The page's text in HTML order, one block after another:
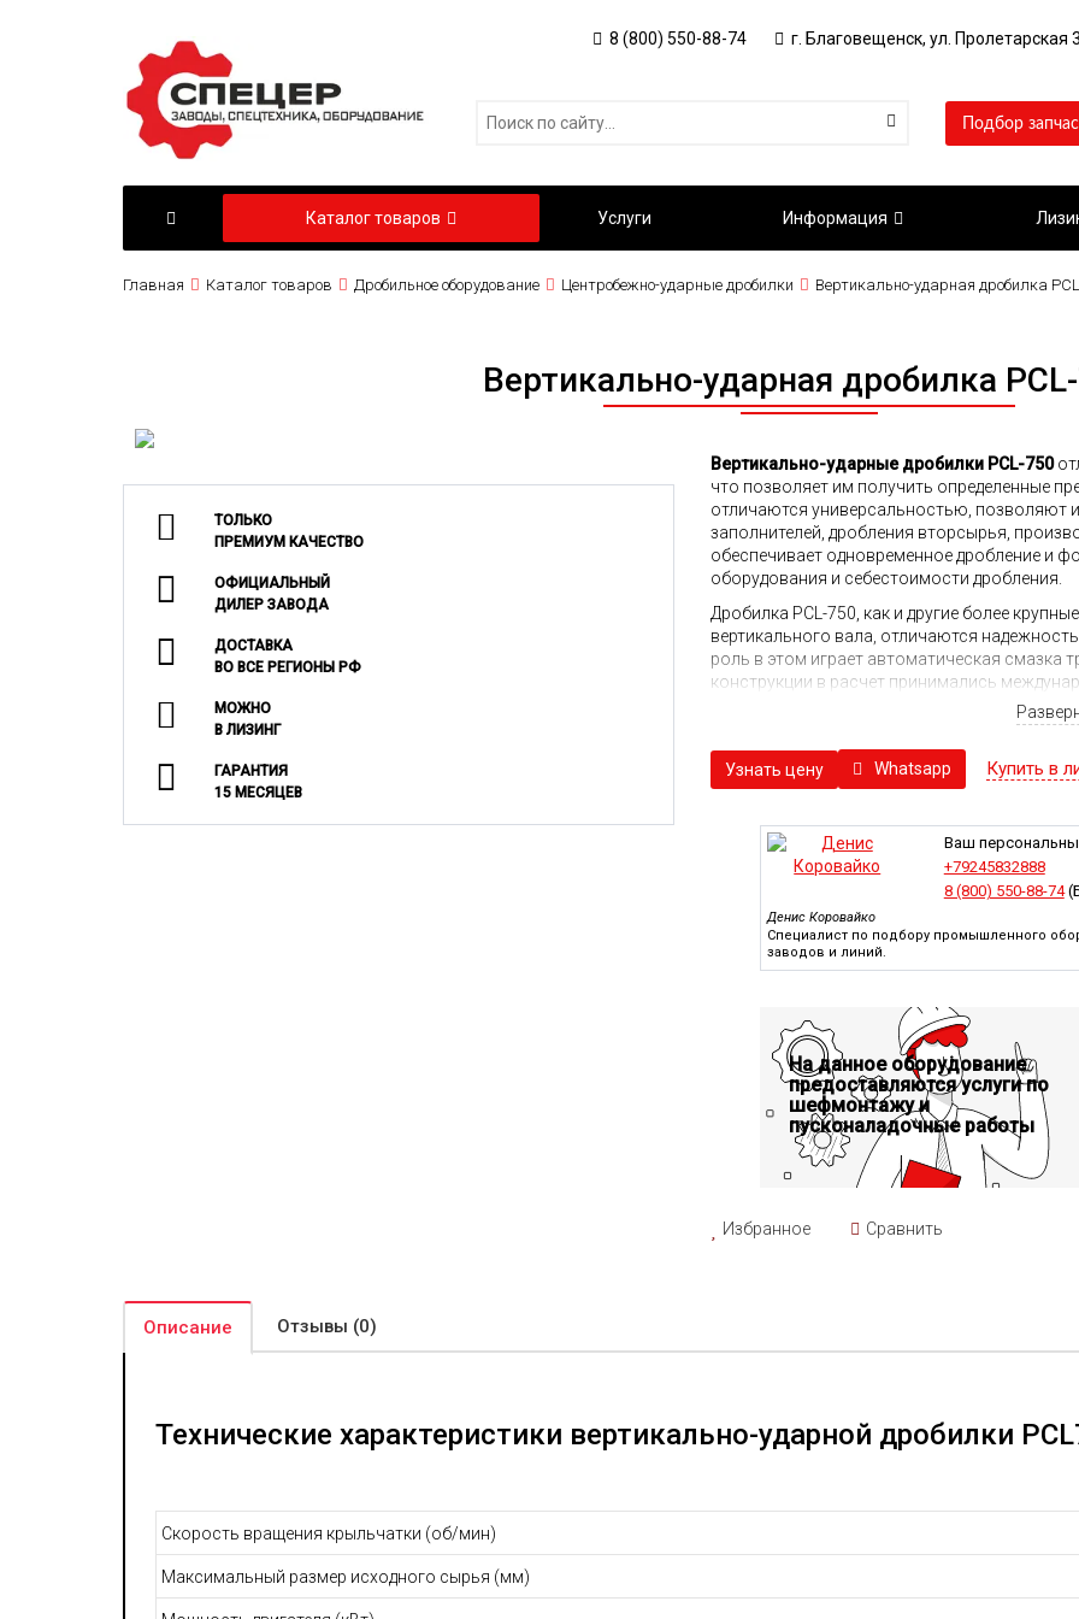
8 (800) 550-88-74 г. Благовещенск, ул. Пролетарская
Подбор
Каталог товаров Услуги Информация
Главная Каталог товаров Дробильное оборудование Центробежно-ударные дробилки Вертикально-ударная дробилка
Вертикально-ударная дробилка
ТОЛЬКО
ПРЕМИУМ КАЧЕСТВО
ОФИЦИАЛЬНЫЙ
ДИЛЕР ЗАВОДА
ДОСТАВКА
ВО ВСЕ РЕГИОНЫ РФ
МОЖНО
В ЛИЗИНГ
ГАРАНТИЯ
15 МЕСЯЦЕВ
Вертикально-ударные дробилки PCL-750
что позволяет им получить определенные
отличаются универсальностью, позволяют
заполнителей, дробления вторсырья,
обеспечивает одновременное дробление и
оборудования и себестоимости дробления.
Дробилка PCL-750, как и другие более
вертикального вала, отличаются
роль в этом играет автоматическая смазка
конструкции в расчет принимались
конструкция ротора в совокупности с
способствует росту надежности службы
предусмотрена система контроля уровня
Управление дробилкой предусматривается
формирования управляющих команд и
Управляющая система опирается на
скорость вращения ротора, температура
зависимости от них контроллер способен
Внедрение цифровых средств управления в
где возникли проблемы или каким
избежать серьезной неисправности.
Узнать цену Whatsapp Купить в
Ваш
+79245832888
8 (800) 550-88-74
Денис Коровайко
Специалист по подбору промышленного
заводов и линий.
На данное оборудование
предоставляются услуги по
шефмонтажу и
пусконаладочные работы
Избранное Сравнить
Описание Отзывы (0)
Технические характеристики вертикально-ударной дробилки
Скорость вращения крыльчатки (об/мин)
Максимальный размер исходного сырья (мм)